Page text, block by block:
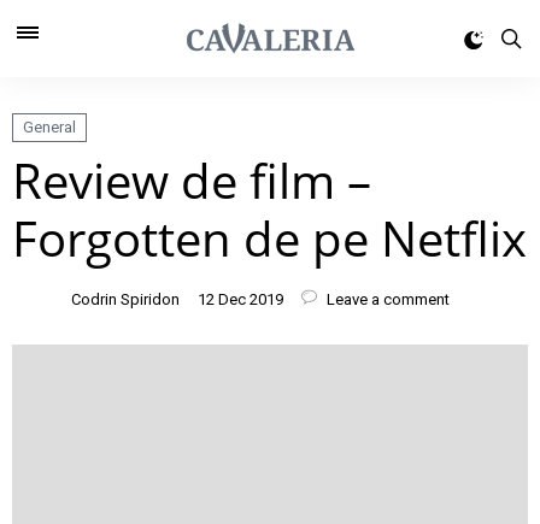
General
Review de film –
Forgotten de pe Netflix
Codrin Spiridon 12 Dec 2019 Leave a comment